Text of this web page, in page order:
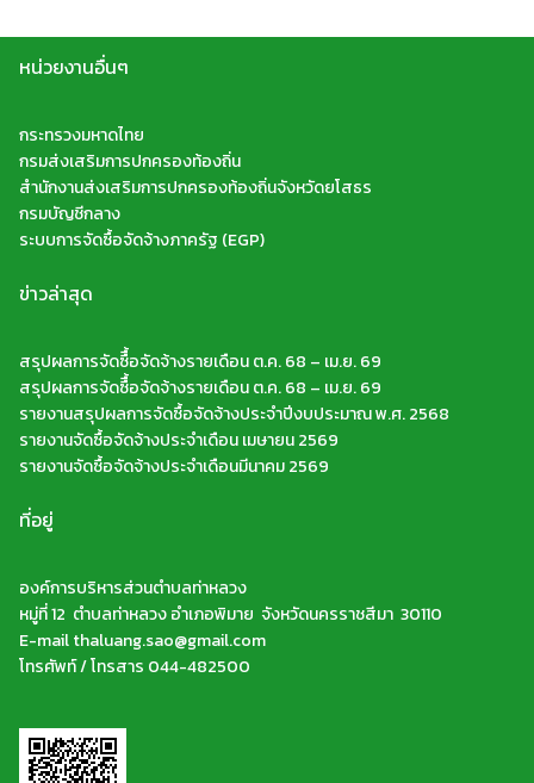
หน่วยงานอื่นๆ
กระทรวงมหาดไทย
กรมส่งเสริมการปกครองท้องถิ่น
สำนักงานส่งเสริมการปกครองท้องถิ่นจังหวัดยโสธร
กรมบัญชีกลาง
ระบบการจัดซื้อจัดจ้างภาครัฐ (EGP)
ข่าวล่าสุด
สรุปผลการจัดซืื้อจัดจ้างรายเดือน ต.ค. 68 – เม.ย. 69
สรุปผลการจัดซืื้อจัดจ้างรายเดือน ต.ค. 68 – เม.ย. 69
รายงานสรุปผลการจัดซื้อจัดจ้างประจำปีงบประมาณ พ.ศ. 2568
รายงานจัดซื้อจัดจ้างประจำเดือน เมษายน 2569
รายงานจัดซื้อจัดจ้างประจำเดือนมีนาคม 2569
ที่อยู่
องค์การบริหารส่วนตำบลท่าหลวง
หมู่ที่ 12 ตำบลท่าหลวง อำเภอพิมาย จังหวัดนครราชสีมา 30110
E-mail thaluang.sao@gmail.com
โทรศัพท์ / โทรสาร 044-482500